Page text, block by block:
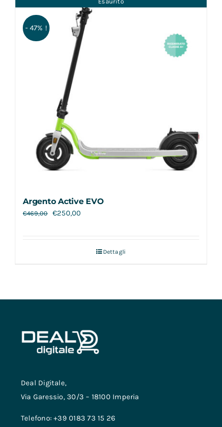
- 47% !
Argento Active EVO
€469,00 €250,00
Dettagli
Deal Digitale,
Via Garessio, 30/3 – 18100 Imperia
Telefono: +39 0183 73 15 26